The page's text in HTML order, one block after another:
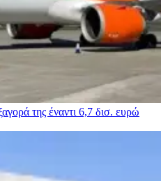
της έναντι 6,7 δισ. ευρώ